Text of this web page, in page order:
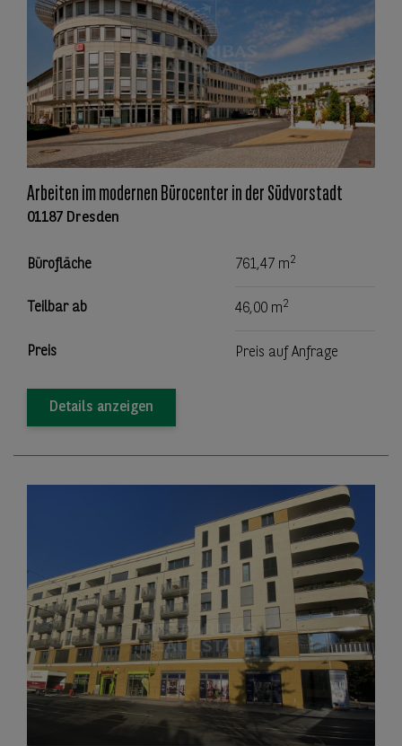
Arbeiten im modernen Bürocenter in der Südvorstadt
01187 Dresden
Bürofläche 761,47 m2
Teilbar ab 46,00 m2
Preis Preis auf Anfrage
Details anzeigen